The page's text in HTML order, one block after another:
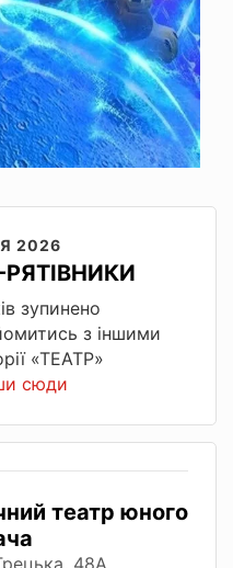
2026
зупинено
з іншими
«ТЕАТР»
сюди
театр юного
48А